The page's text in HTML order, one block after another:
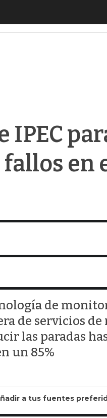
adquiere IPEC para la
IPEC
en
de
de servicios
las paradas
un 85%
a tus fuentes